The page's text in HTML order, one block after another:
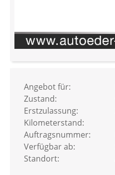
Anfang
Bildergalerie
springen
Angebot für:
Zustand:
Erstzulassung:
Kilometerstand:
Auftragsnummer:
Verfügbar ab:
Standort: